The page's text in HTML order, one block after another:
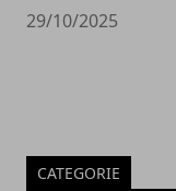
29/10/2025
CATEGORIE